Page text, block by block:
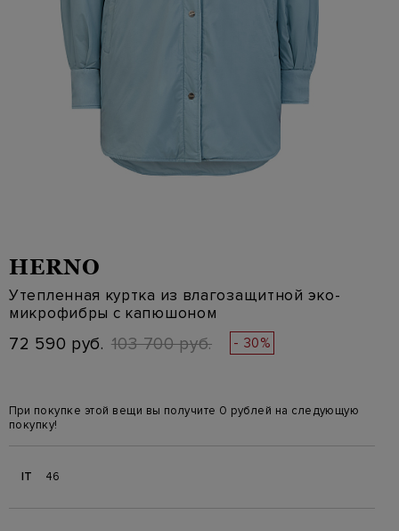
HERNO
Утепленная куртка из влагозащитной эко-
микрофибры с капюшоном
72 590 руб. 103 700 руб. - 30%
При покупке этой вещи вы получите 0 рублей на следующую
покупку!
IT 46